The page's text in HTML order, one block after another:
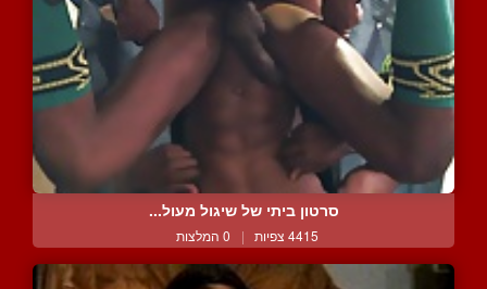
סרטון ביתי של שיגול מעול...
4415 צפיות | 0 המלצות